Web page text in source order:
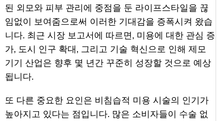
된 외모와 피부 관리에 중점을 둔 라이프스타일을 끊
임없이 보여줌으로써 이러한 기대감을 증폭시켜 왔습
니다. 최근 시장 보고서에 따르면, 미용에 대한 관심 증
가, 도시 인구 확대, 그리고 기술 혁신으로 인해 제모
기기 산업은 향후 몇 년간 꾸준히 성장할 것으로 예상
됩니다.
또 다른 중요한 요인은 비침습적 미용 시술의 인기가
높아지고 있다는 점입니다. 많은 소비자들이 수술 없